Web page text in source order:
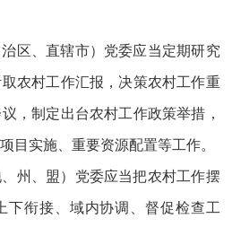
、直辖市）党委应当定期研究
农村工作汇报，决策农村工作重
，制定出台农村工作政策举措，
目实施、重要资源配置等工作。
、盟）党委应当把农村工作摆
下衔接、域内协调、督促检查工